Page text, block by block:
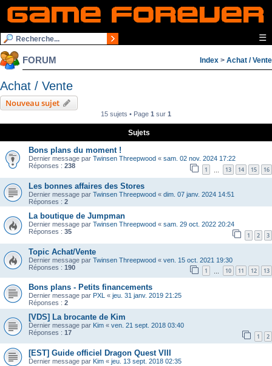
☰
FORUM Index > Achat / Vente
Achat / Vente
Nouveau sujet
15 sujets • Page 1 sur 1
Sujets
Bons plans du moment !
Dernier message par Twinsen Threepwood « sam. 02 nov. 2024 17:22
Réponses : 238 1 13 14 15 16
Les bonnes affaires des Stores
Dernier message par Twinsen Threepwood « dim. 07 janv. 2024 14:51
Réponses : 2
La boutique de Jumpman
Dernier message par Twinsen Threepwood « sam. 29 oct. 2022 20:24
Réponses : 35 1 2 3
Topic Achat/Vente
Dernier message par Twinsen Threepwood « ven. 15 oct. 2021 19:30
Réponses : 190 1 10 11 12 13
Bons plans - Petits financements
Dernier message par PXL « jeu. 31 janv. 2019 21:25
Réponses : 2
[VDS] La brocante de Kim
Dernier message par Kim « ven. 21 sept. 2018 03:40
Réponses : 17 1 2
[EST] Guide officiel Dragon Quest VIII
Dernier message par Kim « jeu. 13 sept. 2018 02:35